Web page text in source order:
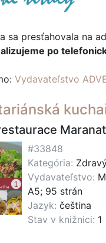
sa presťahovala na
po
Vydavateľstvo
#33848
Kategória:
Vydavateľstvo:
A5; 95 strán
Jazyk: čeština
Stav v knižnici: 1